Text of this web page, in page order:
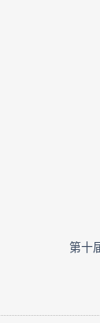
第十